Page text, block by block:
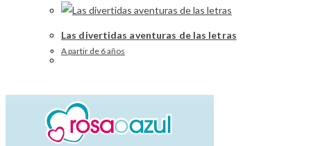
Las divertidas aventuras de las letras
A partir de 6 años